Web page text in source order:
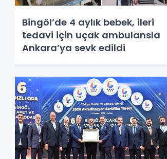
Bingöl’de 4 aylık bebek, ileri
tedavi için uçak ambulansla
Ankara’ya sevk edildi